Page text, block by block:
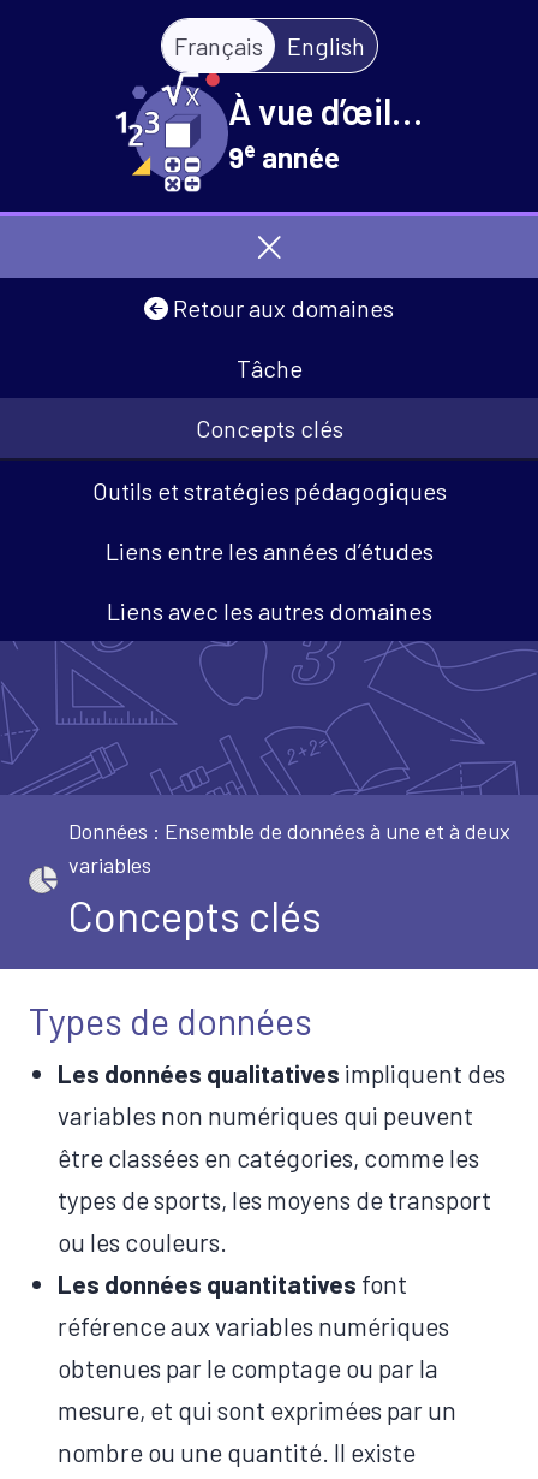
À vue d’œil…
9e année
Français English
Retour aux domaines
Tâche
Concepts clés
Outils et stratégies pédagogiques
Liens entre les années d’études
Liens avec les autres domaines
Données : Ensemble de données à une et à deux
variables
Concepts clés
Types de données
Les données qualitatives impliquent des
variables non numériques qui peuvent
être classées en catégories, comme les
types de sports, les moyens de transport
ou les couleurs.
Les données quantitatives font
référence aux variables numériques
obtenues par le comptage ou par la
mesure, et qui sont exprimées par un
nombre ou une quantité. Il existe